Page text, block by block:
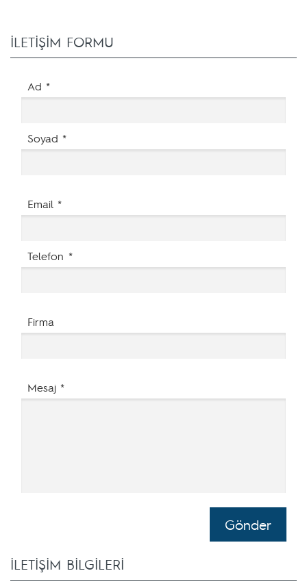
İLETİŞİM FORMU
Ad *
Soyad *
Email *
Telefon *
Firma
Mesaj *
İLETİŞİM BİLGİLERİ